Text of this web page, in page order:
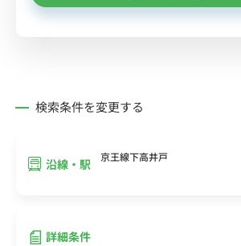
検索条件を変更する
沿線・駅 京王線下高井戸
詳細条件